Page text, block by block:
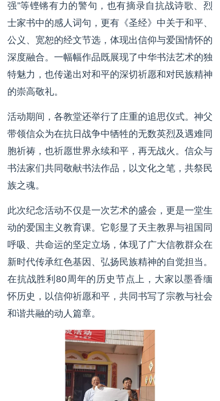
强”等铿锵有力的警句，也有摘录自抗战诗歌、烈
士家书中的感人词句，更有《圣经》中关于和平、
公义、宽恕的经文节选，体现出信仰与爱国情怀的
深度融合。一幅幅作品既展现了中华书法艺术的独
特魅力，也传递出对和平的深切祈愿和对民族精神
的崇高敬礼。
活动期间，各教堂还举行了庄重的追思仪式。神父
带领信众为在抗日战争中牺牲的无数英烈及遇难同
胞祈祷，也祈愿世界永续和平，再无战火。信众与
书法家们共同敬献书法作品，以文化之笔，共祭民
族之魂。
此次纪念活动不仅是一次艺术的盛会，更是一堂生
动的爱国主义教育课。它彰显了天主教界与祖国同
呼吸、共命运的坚定立场，体现了广大信教群众在
新时代传承红色基因、弘扬民族精神的自觉担当。
在抗战胜利80周年的历史节点上，大家以墨香缅
怀历史，以信仰祈愿和平，共同书写了宗教与社会
和谐共融的动人篇章。